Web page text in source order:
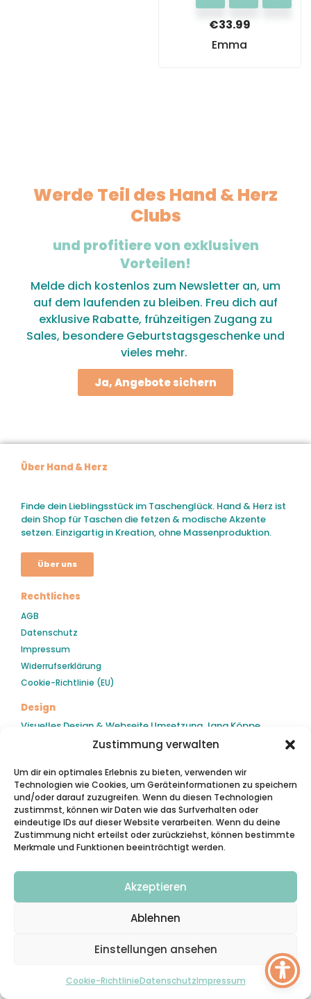
Zustimmung verwalten
Um dir ein optimales Erlebnis zu bieten, verwenden wir
Technologien wie Cookies, um Geräteinformationen zu speichern
und/oder darauf zuzugreifen. Wenn du diesen Technologien
zustimmst, können wir Daten wie das Surfverhalten oder
eindeutige IDs auf dieser Website verarbeiten. Wenn du deine
Zustimmung nicht erteilst oder zurückziehst, können bestimmte
Merkmale und Funktionen beeinträchtigt werden.
Akzeptieren
Ablehnen
Einstellungen ansehen
Cookie-RichtlinieDatenschutzImpressum
€33.99
Emma
Werde Teil des Hand & Herz
Clubs
und profitiere von exklusiven
Vorteilen!
Melde dich kostenlos zum Newsletter an, um
auf dem laufenden zu bleiben. Freu dich auf
exklusive Rabatte, frühzeitigen Zugang zu
Sales, besondere Geburtstagsgeschenke und
vieles mehr.
Ja, Angebote sichern
Über Hand & Herz
Finde dein Lieblingsstück im Taschenglück. Hand & Herz ist
dein Shop für Taschen die fetzen & modische Akzente
setzen. Einzigartig in Kreation, ohne Massenproduktion.
Über uns
Rechtliches
AGB
Datenschutz
Impressum
Widerrufserklärung
Cookie-Richtlinie (EU)
Design
Visuelles Design & Webseite Umsetzung Jana Köppe
www.jana-koeppe.de
Kategorien
Kinderbeutel